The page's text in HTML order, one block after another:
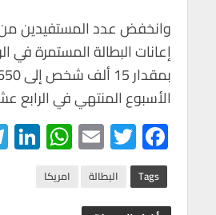
وانخفض عدد المستفيدين
إعانات البطالة المستمرة في
الأسبوع المنتهي في الرابع
F
ac
e
T
wi
tt
E
m
ail
W
h
at
n Tags البطالة امريكا